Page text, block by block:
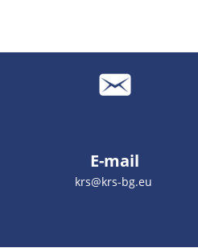
E-mail
krs@krs-bg.eu